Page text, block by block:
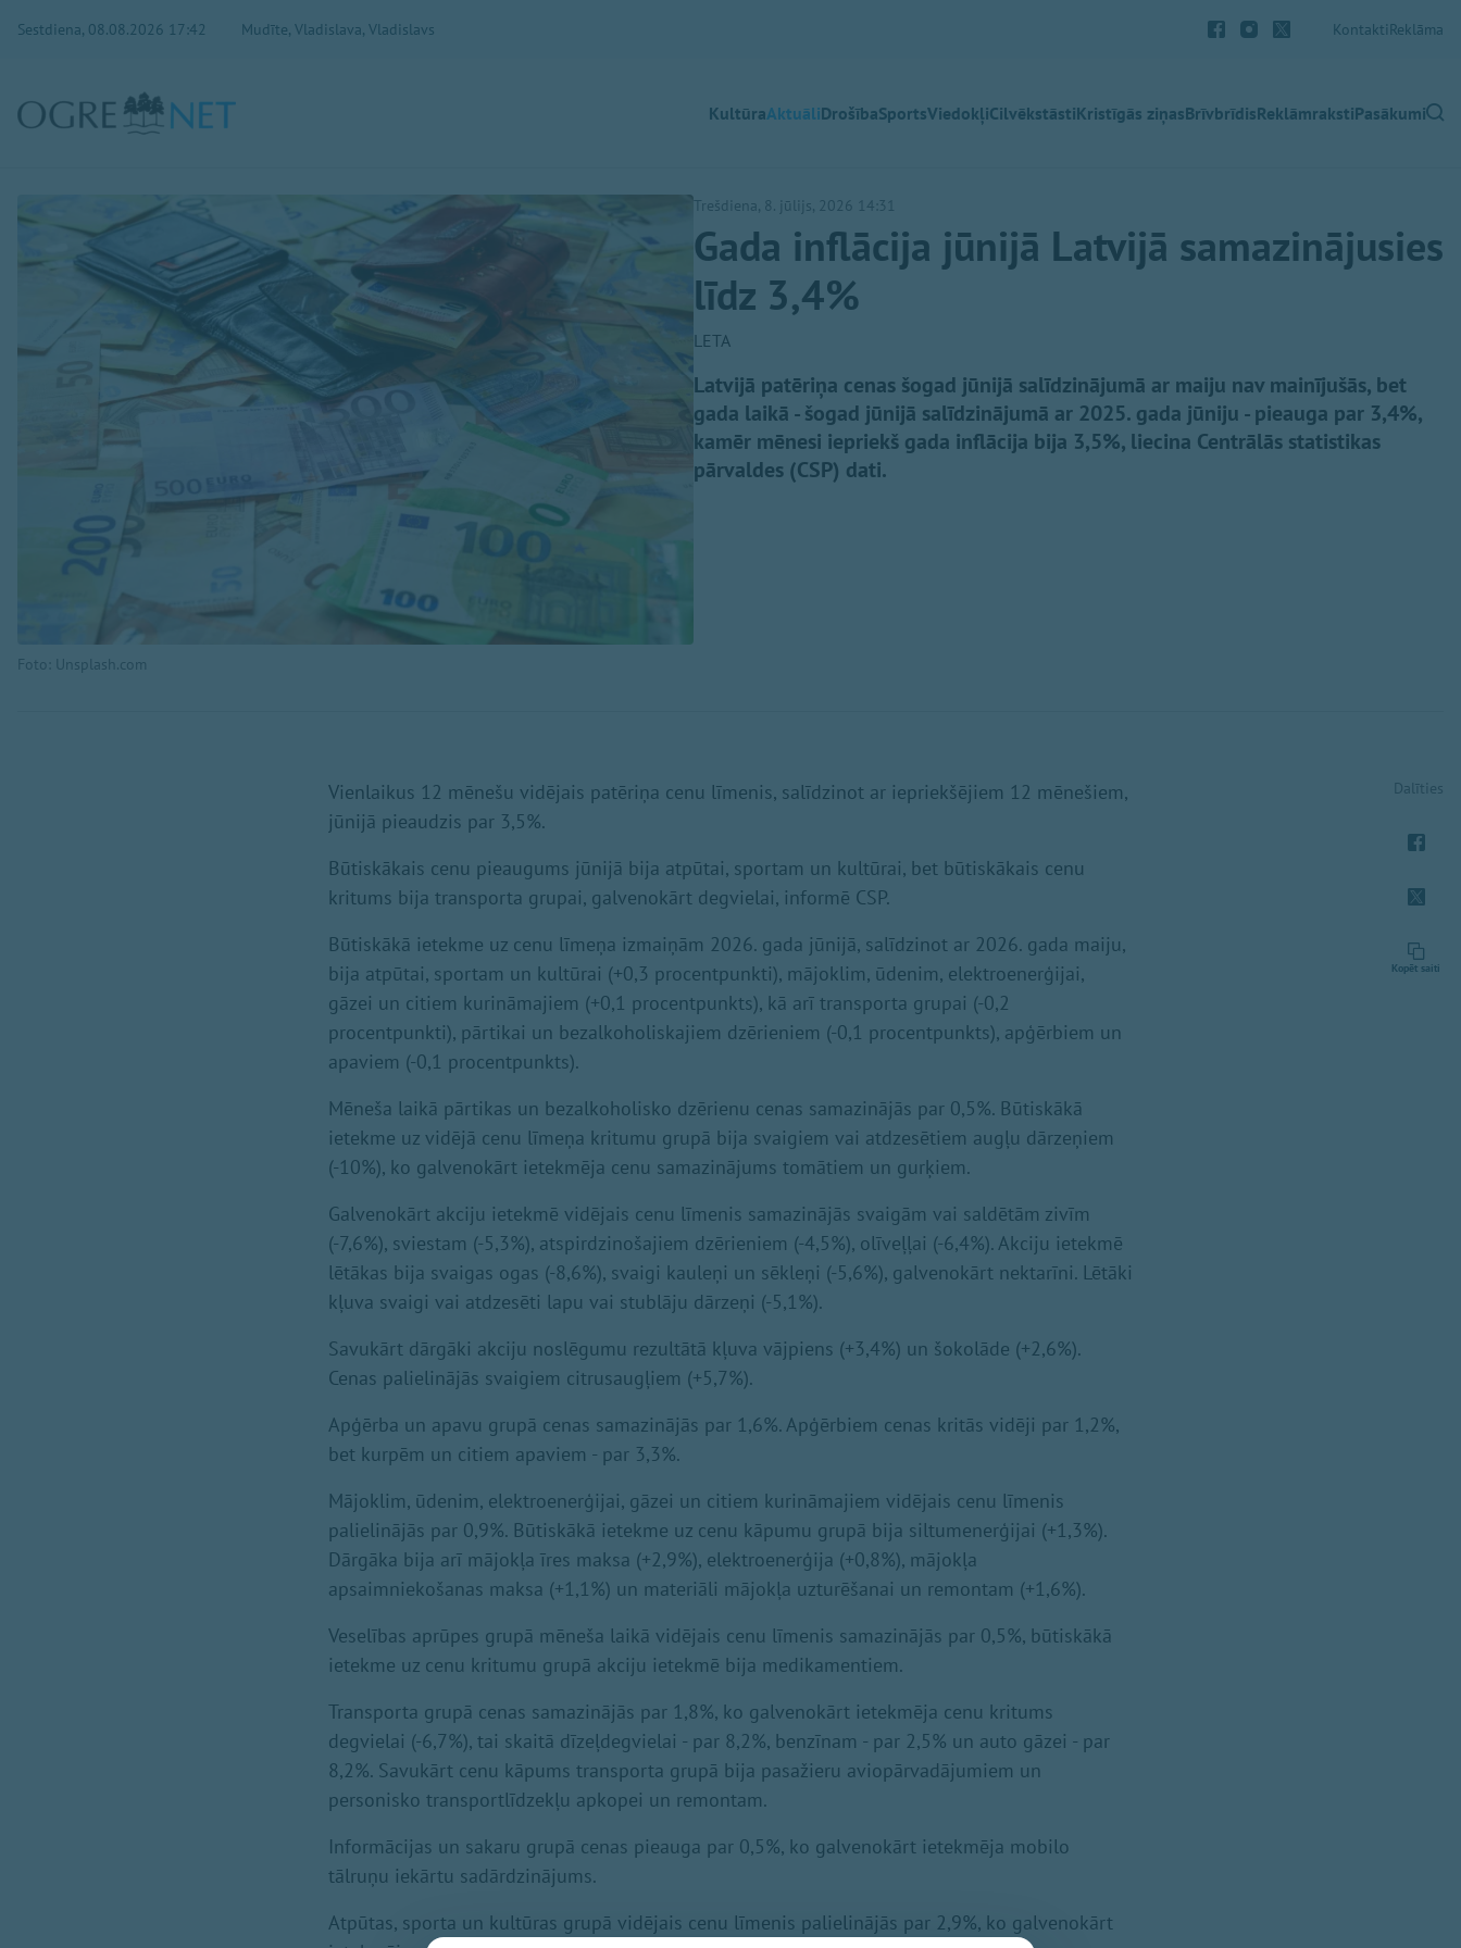
Sestdiena, 08.08.2026 17:42 Mudīte, Vladislava, Vladislavs KontaktiReklāma
KultūraAktuāliDrošībaSportsViedokļiCilvēkstāstiKristīgās ziņasBrīvbrīdisReklāmrakstiPasākumi
Foto: Unsplash.com
Trešdiena, 8. jūlijs, 2026 14:31
Gada inflācija jūnijā Latvijā samazinājusies
līdz 3,4%
LETA
Latvijā patēriņa cenas šogad jūnijā salīdzinājumā ar maiju nav mainījušās, bet
gada laikā - šogad jūnijā salīdzinājumā ar 2025. gada jūniju - pieauga par 3,4%,
kamēr mēnesi iepriekš gada inflācija bija 3,5%, liecina Centrālās statistikas
pārvaldes (CSP) dati.
Vienlaikus 12 mēnešu vidējais patēriņa cenu līmenis, salīdzinot ar iepriekšējiem 12 mēnešiem,
jūnijā pieaudzis par 3,5%.
Būtiskākais cenu pieaugums jūnijā bija atpūtai, sportam un kultūrai, bet būtiskākais cenu
kritums bija transporta grupai, galvenokārt degvielai, informē CSP.
Būtiskākā ietekme uz cenu līmeņa izmaiņām 2026. gada jūnijā, salīdzinot ar 2026. gada maiju,
bija atpūtai, sportam un kultūrai (+0,3 procentpunkti), mājoklim, ūdenim, elektroenerģijai,
gāzei un citiem kurināmajiem (+0,1 procentpunkts), kā arī transporta grupai (-0,2
procentpunkti), pārtikai un bezalkoholiskajiem dzērieniem (-0,1 procentpunkts), apģērbiem un
apaviem (-0,1 procentpunkts).
Mēneša laikā pārtikas un bezalkoholisko dzērienu cenas samazinājās par 0,5%. Būtiskākā
ietekme uz vidējā cenu līmeņa kritumu grupā bija svaigiem vai atdzesētiem augļu dārzeņiem
(-10%), ko galvenokārt ietekmēja cenu samazinājums tomātiem un gurķiem.
Galvenokārt akciju ietekmē vidējais cenu līmenis samazinājās svaigām vai saldētām zivīm
(-7,6%), sviestam (-5,3%), atspirdzinošajiem dzērieniem (-4,5%), olīveļļai (-6,4%). Akciju ietekmē
lētākas bija svaigas ogas (-8,6%), svaigi kauleņi un sēkleņi (-5,6%), galvenokārt nektarīni. Lētāki
kļuva svaigi vai atdzesēti lapu vai stublāju dārzeņi (-5,1%).
Savukārt dārgāki akciju noslēgumu rezultātā kļuva vājpiens (+3,4%) un šokolāde (+2,6%).
Cenas palielinājās svaigiem citrusaugļiem (+5,7%).
Apģērba un apavu grupā cenas samazinājās par 1,6%. Apģērbiem cenas kritās vidēji par 1,2%,
bet kurpēm un citiem apaviem - par 3,3%.
Mājoklim, ūdenim, elektroenerģijai, gāzei un citiem kurināmajiem vidējais cenu līmenis
palielinājās par 0,9%. Būtiskākā ietekme uz cenu kāpumu grupā bija siltumenerģijai (+1,3%).
Dārgāka bija arī mājokļa īres maksa (+2,9%), elektroenerģija (+0,8%), mājokļa
apsaimniekošanas maksa (+1,1%) un materiāli mājokļa uzturēšanai un remontam (+1,6%).
Veselības aprūpes grupā mēneša laikā vidējais cenu līmenis samazinājās par 0,5%, būtiskākā
ietekme uz cenu kritumu grupā akciju ietekmē bija medikamentiem.
Transporta grupā cenas samazinājās par 1,8%, ko galvenokārt ietekmēja cenu kritums
degvielai (-6,7%), tai skaitā dīzeļdegvielai - par 8,2%, benzīnam - par 2,5% un auto gāzei - par
8,2%. Savukārt cenu kāpums transporta grupā bija pasažieru aviopārvadājumiem un
personisko transportlīdzekļu apkopei un remontam.
Informācijas un sakaru grupā cenas pieauga par 0,5%, ko galvenokārt ietekmēja mobilo
tālruņu iekārtu sadārdzinājums.
Atpūtas, sporta un kultūras grupā vidējais cenu līmenis palielinājās par 2,9%, ko galvenokārt
Dalīties
Kopēt saiti